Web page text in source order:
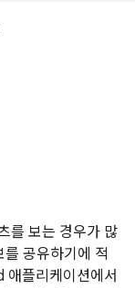
를 보는 경우가 많
공유하기에 적
애플리케이션에서